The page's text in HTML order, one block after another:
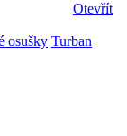
Otevřít
osušky Turban